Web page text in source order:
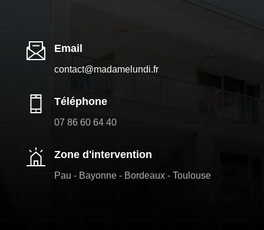
Email
contact@madamelundi.fr
Téléphone
07 86 60 64 40
Zone d'intervention
Pau - Bayonne - Bordeaux - Toulouse